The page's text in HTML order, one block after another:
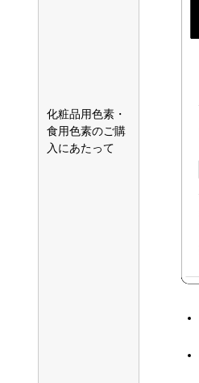
化粧品用色素・
食用色素のご購
入にあたって